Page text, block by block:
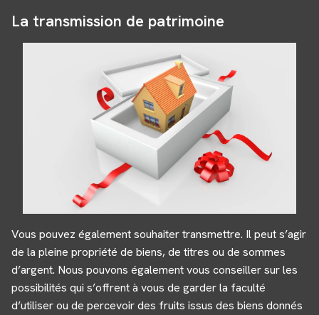
La transmission de patrimoine
Vous pouvez également souhaiter transmettre. Il peut s’agir
de la pleine propriété de biens, de titres ou de sommes
d’argent. Nous pouvons également vous conseiller sur les
possibilités qui s’offrent à vous de garder la faculté
d’utiliser ou de percevoir des fruits issus des biens donnés